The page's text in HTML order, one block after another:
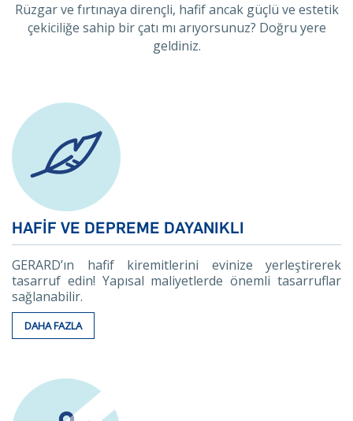
Rüzgar ve fırtınaya dirençli, hafif ancak güçlü ve estetik
çekiciliğe sahip bir çatı mı arıyorsunuz? Doğru yere
geldiniz.
HAFIF VE DEPREME DAYANIKLI
GERARD’ın hafif kiremitlerini evinize yerleştirerek
tasarruf edin! Yapısal maliyetlerde önemli tasarruflar
sağlanabilir.
DAHA FAZLA